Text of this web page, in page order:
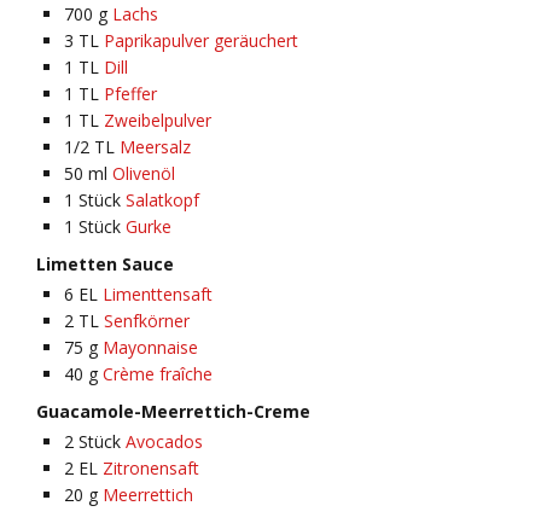
700 g Lachs
3 TL Paprikapulver geräuchert
1 TL Dill
1 TL Pfeffer
1 TL Zweibelpulver
1/2 TL Meersalz
50 ml Olivenöl
1 Stück Salatkopf
1 Stück Gurke
Limetten Sauce
6 EL Limenttensaft
2 TL Senfkörner
75 g Mayonnaise
40 g Crème fraîche
Guacamole-Meerrettich-Creme
2 Stück Avocados
2 EL Zitronensaft
20 g Meerrettich